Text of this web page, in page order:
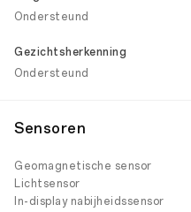
Ondersteund
Gezichtsherkenning
Ondersteund
Sensoren
Geomagnetische sensor
Lichtsensor
In-display nabijheidssensor